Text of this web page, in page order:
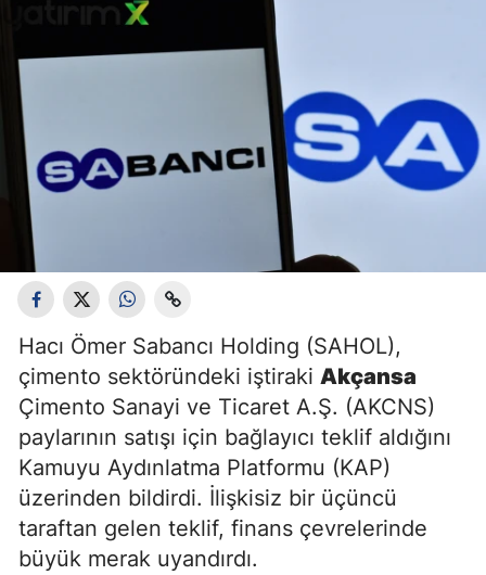
Hacı Ömer Sabancı Holding (SAHOL),
çimento sektöründeki iştiraki Akçansa
Çimento Sanayi ve Ticaret A.Ş. (AKCNS)
paylarının satışı için bağlayıcı teklif aldığını
Kamuyu Aydınlatma Platformu (KAP)
üzerinden bildirdi. İlişkisiz bir üçüncü
taraftan gelen teklif, finans çevrelerinde
büyük merak uyandırdı.